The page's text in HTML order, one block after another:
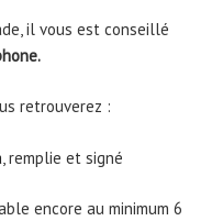
il vous est conseillé
retrouverez :
, remplie et signé
encore au minimum 6